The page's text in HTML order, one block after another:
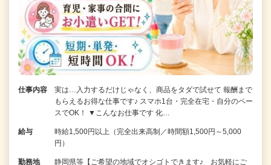
仕事内容
実は…入力するだけじゃなく、商品をタダで試せて 報酬まで
もらえるお得な仕事です♪ スマホ1台・完全在宅・自分のペー
スでOK！ ▼こんなお仕事です 化…
給与
時給1,500円以上（完全出来高制／時間額1,500円～5,000
円）
勤務地
静岡県等【ご希望の地域でオシゴトできます♪ お気軽にご